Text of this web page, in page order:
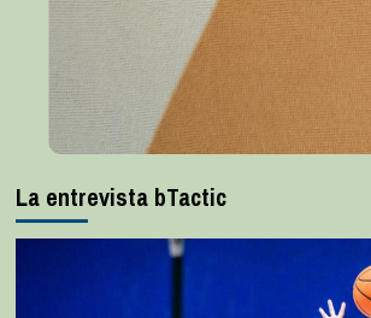
La entrevista bTactic